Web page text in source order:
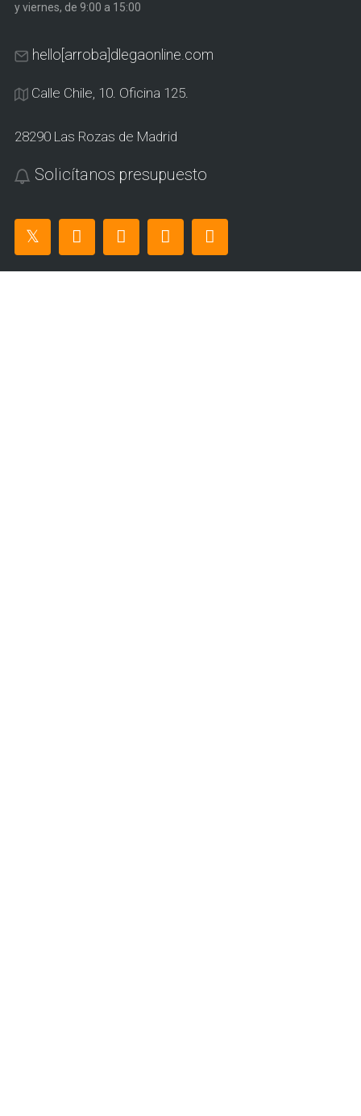
y viernes, de 9:00 a 15:00
hello[arroba]dlegaonline.com
Calle Chile, 10. Oficina 125.
28290 Las Rozas de Madrid
Solicítanos presupuesto